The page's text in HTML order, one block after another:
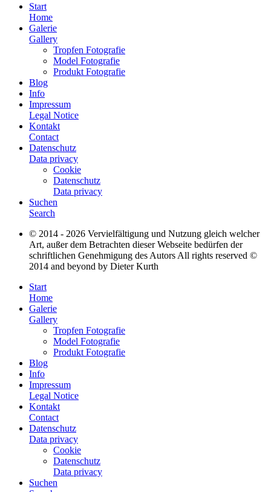
Start
Home
Galerie
Gallery
Tropfen Fotografie
Model Fotografie
Produkt Fotografie
Blog
Info
Impressum
Legal Notice
Kontakt
Contact
Datenschutz
Data privacy
Cookie
Datenschutz
Data privacy
Suchen
Search
© 2014 - 2026 Vervielfältigung und Nutzung gleich welcher
Art, außer dem Betrachten dieser Webseite bedürfen der
schriftlichen Genehmigung des Autors All rights reserved ©
2014 and beyond by Dieter Kurth
Start
Home
Galerie
Gallery
Tropfen Fotografie
Model Fotografie
Produkt Fotografie
Blog
Info
Impressum
Legal Notice
Kontakt
Contact
Datenschutz
Data privacy
Cookie
Datenschutz
Data privacy
Suchen